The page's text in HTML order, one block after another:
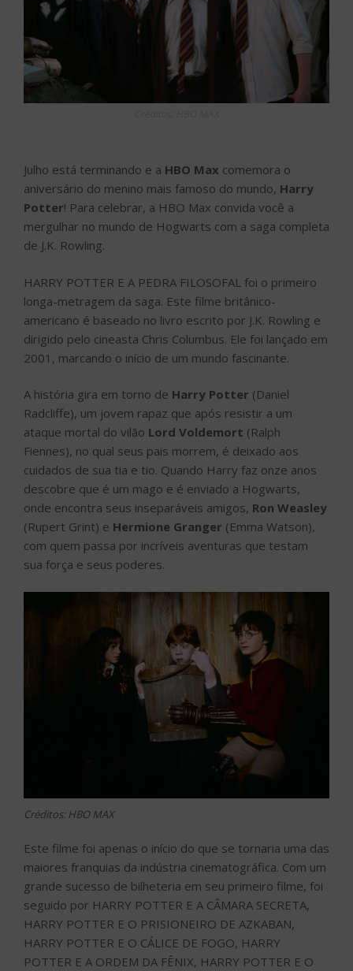
Julho está terminando e a HBO Max comemora o
aniversário do menino mais famoso do mundo, Harry
Potter! Para celebrar, a HBO Max convida você a
mergulhar no mundo de Hogwarts com a saga completa
de J.K. Rowling.
HARRY POTTER E A PEDRA FILOSOFAL foi o primeiro
longa-metragem da saga. Este filme britânico-
americano é baseado no livro escrito por J.K. Rowling e
dirigido pelo cineasta Chris Columbus. Ele foi lançado em
2001, marcando o início de um mundo fascinante.
A história gira em torno de Harry Potter (Daniel
Radcliffe), um jovem rapaz que após resistir a um
ataque mortal do vilão Lord Voldemort (Ralph
Fiennes), no qual seus pais morrem, é deixado aos
cuidados de sua tia e tio. Quando Harry faz onze anos
descobre que é um mago e é enviado a Hogwarts,
onde encontra seus inseparáveis amigos, Ron Weasley
(Rupert Grint) e Hermione Granger (Emma Watson),
com quem passa por incríveis aventuras que testam
sua força e seus poderes.
Créditos: HBO MAX
Este filme foi apenas o início do que se tornaria uma das
maiores franquias da indústria cinematográfica. Com um
grande sucesso de bilheteria em seu primeiro filme, foi
seguido por HARRY POTTER E A CÂMARA SECRETA,
HARRY POTTER E O PRISIONEIRO DE AZKABAN,
HARRY POTTER E O CÁLICE DE FOGO, HARRY
POTTER E A ORDEM DA FÊNIX, HARRY POTTER E O